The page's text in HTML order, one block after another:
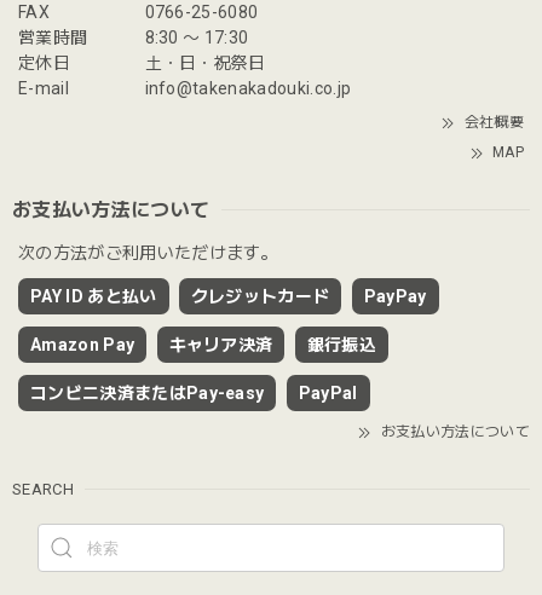
FAX
0766-25-6080
営業時間
8:30 〜 17:30
定休日
土・日・祝祭日
E-mail
info@takenakadouki.co.jp
会社概要
MAP
お支払い方法について
次の方法がご利用いただけます。
PAY ID あと払い クレジットカード PayPay
Amazon Pay キャリア決済 銀行振込
コンビニ決済またはPay-easy PayPal
お支払い方法について
SEARCH